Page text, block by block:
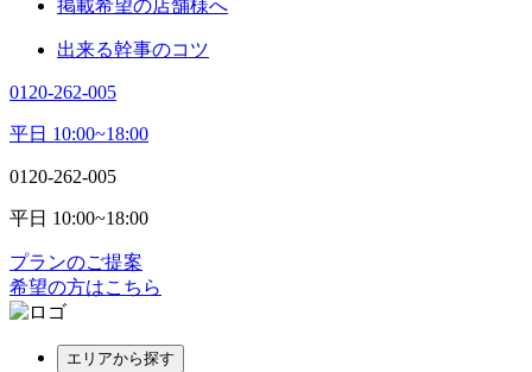
掲載希望の店舗様へ
出来る幹事のコツ
0120-262-005
平日 10:00~18:00
0120-262-005
平日 10:00~18:00
プランのご提案
希望の方はこちら
エリアから探す